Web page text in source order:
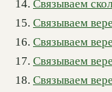
Связываем
Связываем
Связываем
Связываем
Связываем